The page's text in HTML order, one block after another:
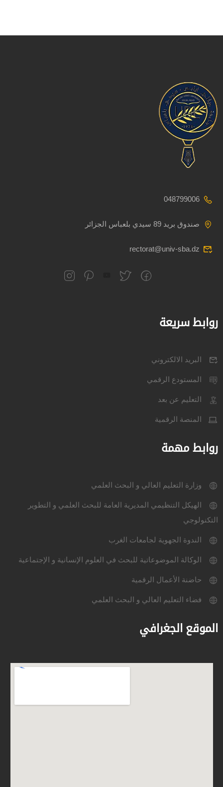
048799006
صندوق بريد 89 سيدي بلعباس الجزائر
rectorat@univ-sba.dz
روابط سريعة
البريد الالكتروني
المستودع الرقمي
التعليم عن بعد
المنصة الرقمية
روابط مهمة
وزارة التعليم العالي و البحث العلمي
الهيكل التنظيمي المديرية العامة للبحث العلمي و التطوير
التكنولوجي
الندوة الجهوية لجامعات الغرب
الوكالة الموضوعاتية للبحث في العلوم الإنسانية و الإجتماعية
حاضنة الأعمال الرقمية
فضاء التعليم العالي و البحث العلمي
الموقع الجغرافي